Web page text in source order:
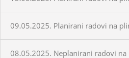
09.05.2025. Planirani radovi na
08.05.2025. Neplanirani radovi